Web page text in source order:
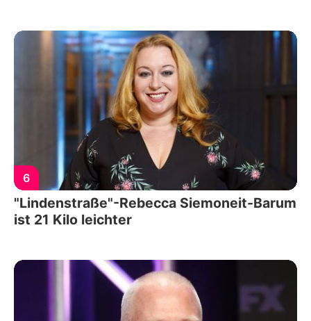
6
"Lindenstraße"-Rebecca Siemoneit-Barum
ist 21 Kilo leichter